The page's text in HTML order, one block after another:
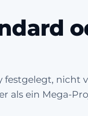
nicht
als ein Mega-